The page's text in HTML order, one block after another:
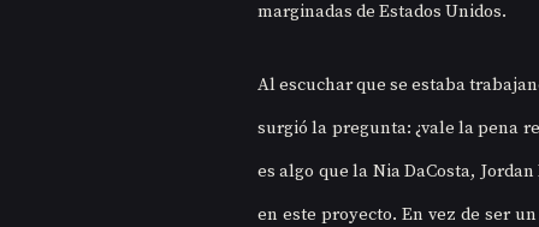
marginadas de Estados Unidos.
Al escuchar que se estaba
surgió la pregunta: ¿vale la pena
es algo que la Nia DaCosta,
en este proyecto. En vez de ser